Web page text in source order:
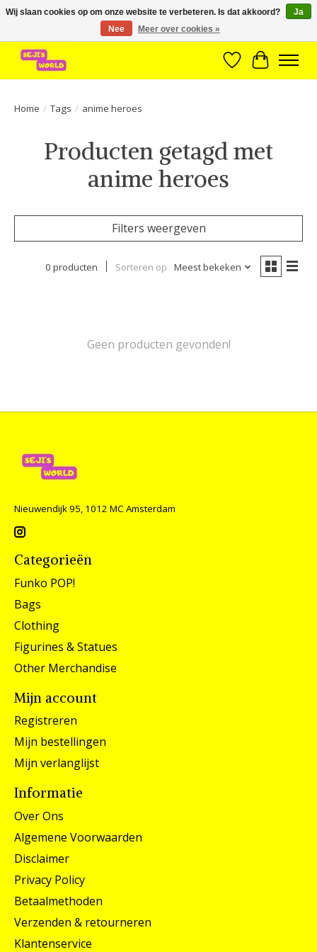
Brede assortiment direct leverbaar uit voorraad!
Verlanglijst
Home / Tags / anime heroes
Producten getagd met
anime heroes
Filters weergeven
0 producten Sorteren op Meest bekeken
Geen producten gevonden!
Nieuwendijk 95, 1012 MC Amsterdam
Categorieën
Funko POP!
Bags
Clothing
Figurines & Statues
Other Merchandise
Mijn account
Registreren
Mijn bestellingen
Mijn verlanglijst
Informatie
Over Ons
Algemene Voorwaarden
Disclaimer
Privacy Policy
Betaalmethoden
Verzenden & retourneren
Klantenservice
Wij slaan cookies op om onze website te verbeteren. Is dat akkoord?
Ja
Nee
Meer over cookies »